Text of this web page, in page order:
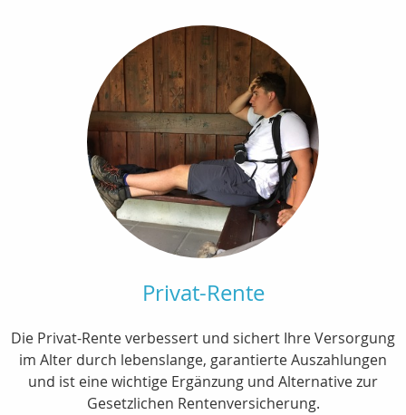
Privat-Rente
Die Privat-Rente verbessert und sichert Ihre Versorgung
im Alter durch lebenslange, garantierte Auszahlungen
und ist eine wichtige Ergänzung und Alternative zur
Gesetzlichen Rentenversicherung.